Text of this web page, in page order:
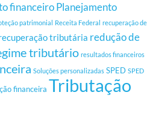
financeiroPlanejamento
patrimonial Receita Federal recuperação de
tributária redução de
tributário resultados financeiros
Soluções personalizadas SPED SPED
financeira Tributação